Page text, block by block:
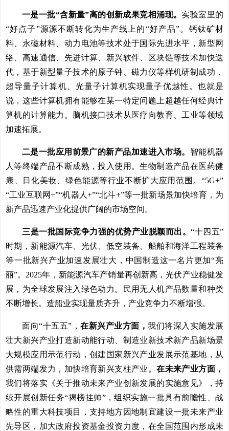
一是一批“含新量”高的创新成果竞相涌现。 实验室里的
“好点子”源源不断转化为生产线上的“好产品”。钙钛矿材
料、永磁材料、动力电池等技术处于国际先进水平，新型网
络、高速通信、先进计算、新兴软件、区块链等技术加快迭
代，基于新型量子技术的原子钟、磁力仪等样机研制成功，
超导量子计算机、光量子计算机实现量子优越性。也就是
说，这些计算机拥有能够在某一特定问题上超越任何经典计
算机的计算能力。脑机接口技术从医疗向教育、工业等领域
加速拓展。
二是一批应用前景广的新产品加速进入市场。 智能机器
人等终端产品不断成熟，投入使用。生物制造产品在医药健
康、日化美妆、绿色能源等行业不断扩大应用范围。“5G+”
“工业互联网+”“机器人+”“北斗+”等一批新场景加快培育，为
新产品迅速产业化提供广阔的市场空间。
三是一批国际竞争力强的优势产业脱颖而出。 “十四五”
时期，新能源汽车、光伏、低空装备、船舶和海洋工程装备
等一批新兴产业加速发展壮大，中国制造这一名片更加“亮
丽”。2025年，新能源汽车产销量再创新高，光伏产业稳健发
展，为全球发展注入绿色动力。民用无人机产品数量和种类
不断增长。造船业实现量质齐升，产业竞争力不断增强。
面向“十五五”， 在新兴产业方面， 我们将深入实施发展
壮大新兴产业打造新动能行动、制造业新技术新产品新场景
大规模应用示范行动，创建国家新兴产业发展示范基地，从
供需两端发力，加快培育新兴支柱产业。在未来产业方面，
我们将落实《关于推动未来产业创新发展的实施意见》，持
续开展创新任务“揭榜挂帅”，组织实施一批具有前瞻性、战
略性的重大科技项目，支持地方因地制宜建设一批未来产业
先导区，加大政府投资基金投资力度，在全国范围内形成未